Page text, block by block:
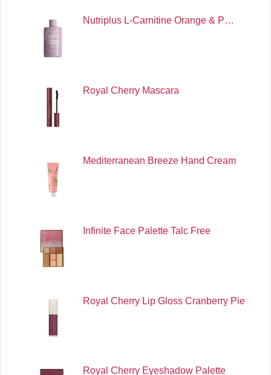
Nutriplus L-Carnitine Orange & P…
Royal Cherry Mascara
Mediterranean Breeze Hand Cream
Infinite Face Palette Talc Free
Royal Cherry Lip Gloss Cranberry Pie
Royal Cherry Eyeshadow Palette